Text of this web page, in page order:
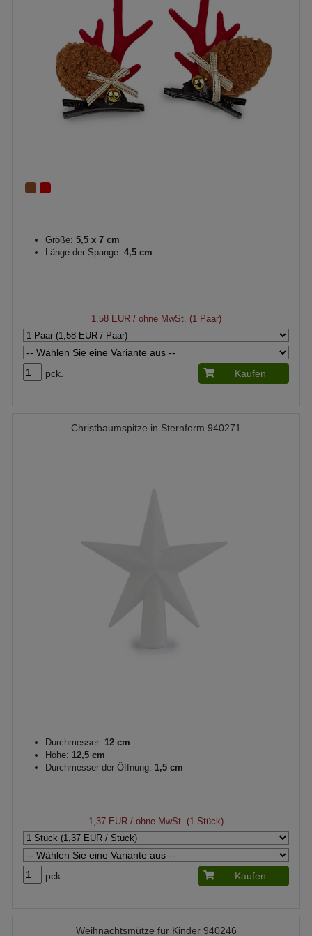
Größe: 5,5 x 7 cm
Länge der Spange: 4,5 cm
1,58 EUR/ ohne MwSt. (1 Paar)
pck. Kaufen
Christbaumspitze in Sternform 940271
Durchmesser: 12 cm
Höhe: 12,5 cm
Durchmesser der Öffnung: 1,5 cm
1,37 EUR / ohne MwSt. (1 Stück)
pck. Kaufen
Weihnachtsmütze für Kinder 940246